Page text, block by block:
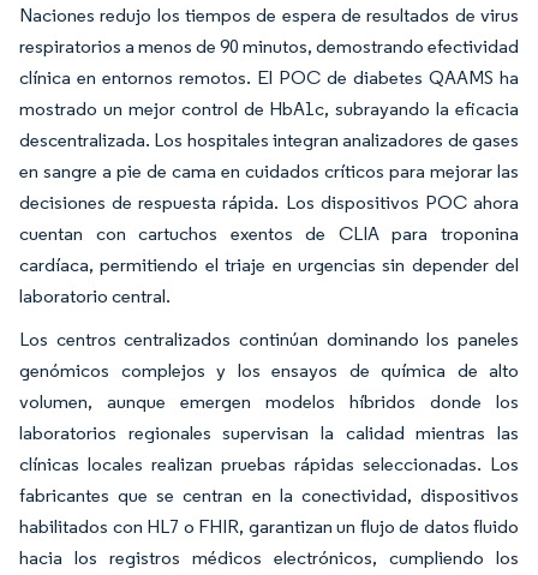
Naciones redujo los tiempos de espera de resultados de virus
respiratorios a menos de 90 minutos, demostrando efectividad
clínica en entornos remotos. El POC de diabetes QAAMS ha
mostrado un mejor control de HbA1c, subrayando la eficacia
descentralizada. Los hospitales integran analizadores de gases
en sangre a pie de cama en cuidados críticos para mejorar las
decisiones de respuesta rápida. Los dispositivos POC ahora
cuentan con cartuchos exentos de CLIA para troponina
cardíaca, permitiendo el triaje en urgencias sin depender del
laboratorio central.
Los centros centralizados continúan dominando los paneles
genómicos complejos y los ensayos de química de alto
volumen, aunque emergen modelos híbridos donde los
laboratorios regionales supervisan la calidad mientras las
clínicas locales realizan pruebas rápidas seleccionadas. Los
fabricantes que se centran en la conectividad, dispositivos
habilitados con HL7 o FHIR, garantizan un flujo de datos fluido
hacia los registros médicos electrónicos, cumpliendo los